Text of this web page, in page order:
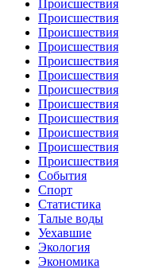
Происшествия
Происшествия
Происшествия
Происшествия
Происшествия
Происшествия
Происшествия
Происшествия
Происшествия
Происшествия
Происшествия
Происшествия
События
Спорт
Статистика
Талые воды
Уехавшие
Экология
Экономика